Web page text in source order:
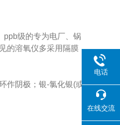
级的专为电厂、锅
的溶氧仪多采用隔膜
作阴极；银-氯化银(或
电话
在线交流